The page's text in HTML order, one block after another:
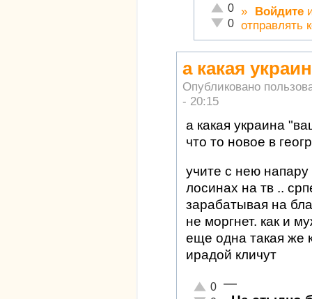
Отлично!
0
Неадекватно!
0
» Войдите
отправлять
а какая
Опубликовано
- 20:15
а какая украина
что то новое в
учите с нею
лосинах на тв ..
зарабатывая на
не моргнет. как и
еще одна такая же
ирадой кличут
Отлично!
0 —